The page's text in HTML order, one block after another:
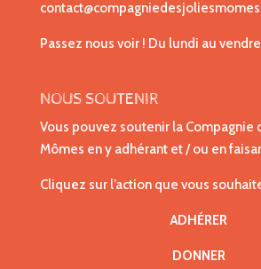
Passez nous voir ! Du lundi au
NOUS SOUTENIR
Vous pouvez soutenir la Compagnie
Mômes en y adhérant et / ou en
Cliquez sur l’action que vous
ADHÉRER
DONNER